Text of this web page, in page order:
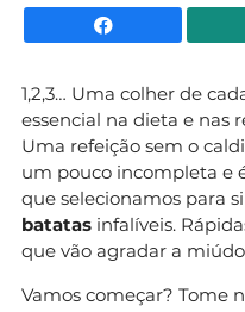
1,2,3… Uma colher de
essencial na dieta e nas
Uma refeição sem o
um pouco incompleta e
que selecionamos para
batatas infalíveis.
que vão agradar a
Vamos começar? Tome